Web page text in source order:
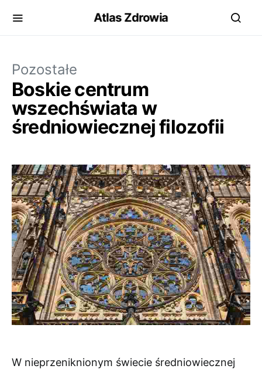
Atlas Zdrowia
Pozostałe
Boskie centrum
wszechświata w
średniowiecznej filozofii
W nieprzeniknionym świecie średniowiecznej